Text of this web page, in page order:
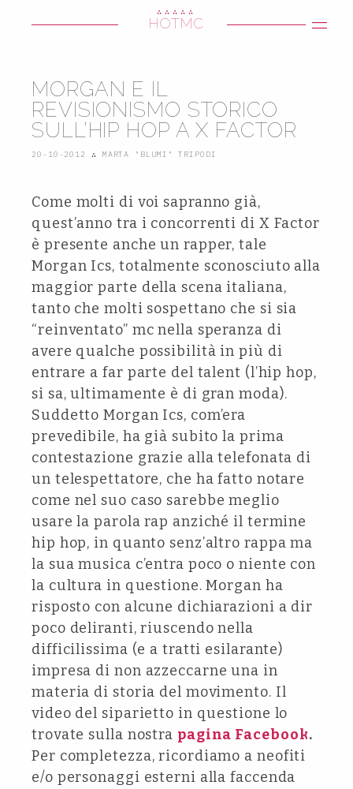
HOTMC
∴∴∴∴∴
MORGAN E IL
REVISIONISMO STORICO
SULL’HIP HOP A X FACTOR
20-10-2012 ∴ MARTA "BLUMI" TRIPODI
Come molti di voi sapranno già,
quest’anno tra i concorrenti di X Factor
è presente anche un rapper, tale
Morgan Ics, totalmente sconosciuto alla
maggior parte della scena italiana,
tanto che molti sospettano che si sia
“reinventato” mc nella speranza di
avere qualche possibilità in più di
entrare a far parte del talent (l’hip hop,
si sa, ultimamente è di gran moda).
Suddetto Morgan Ics, com’era
prevedibile, ha già subito la prima
contestazione grazie alla telefonata di
un telespettatore, che ha fatto notare
come nel suo caso sarebbe meglio
usare la parola rap anziché il termine
hip hop, in quanto senz’altro rappa ma
la sua musica c’entra poco o niente con
la cultura in questione. Morgan ha
risposto con alcune dichiarazioni a dir
poco deliranti, riuscendo nella
difficilissima (e a tratti esilarante)
impresa di non azzeccarne una in
materia di storia del movimento. Il
video del siparietto in questione lo
trovate sulla nostra pagina Facebook.
Per completezza, ricordiamo a neofiti
e/o personaggi esterni alla faccenda